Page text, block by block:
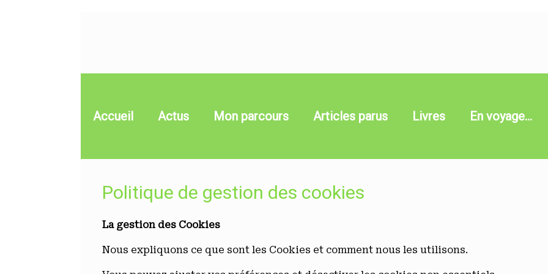
Accueil Actus Mon parcours Articles parus Livres En voyage…
Politique de gestion des cookies
La gestion des Cookies
Nous expliquons ce que sont les Cookies et comment nous les utilisons.